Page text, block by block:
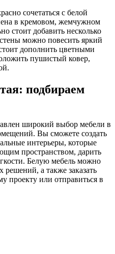
сочетаться с белой
в кремовом, жемчужном
стоит добавить несколько
можно повесить яркий
дополнить цветными
пушистый ковер,
подбираем
широкий выбор мебели в
Вы сможете создать
интерьеры, которые
пространством, дарить
Белую мебель можно
решений, а также заказать
проекту или отправиться в